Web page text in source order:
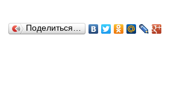
Поделиться…